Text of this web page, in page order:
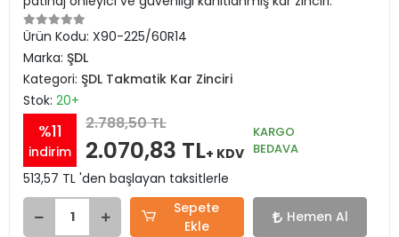
Ürün Kodu: X90-225/60R14
Marka: ŞDL
Kategori: ŞDL Takmatik Kar Zinciri
Stok: 20+
%11
indirim
2.788,50 TL
2.070,83 TL+ KDV
KARGO
BEDAVA
513,57 TL 'den başlayan taksitlerle
Sepete
Ekle
Hemen Al